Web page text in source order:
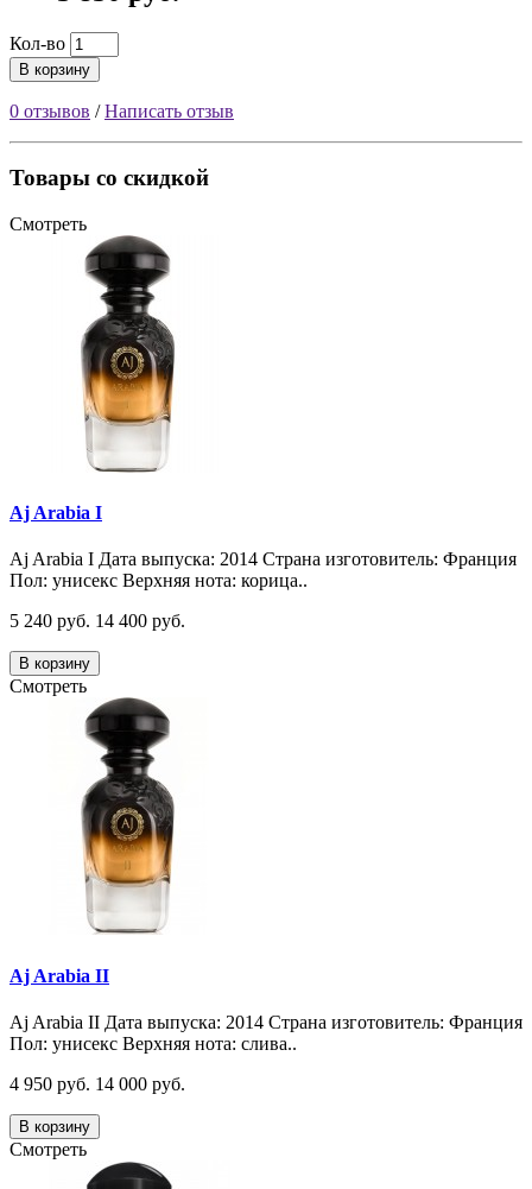
Кол-во
В корзину
0 отзывов /Написать отзыв
Товары со скидкой
Смотреть
Aj Arabia I
Aj Arabia I Дата выпуска: 2014 Страна изготовитель: Франция
Пол: унисекс Верхняя нота: корица..
5 240 руб. 14 400 руб.
В корзину
Смотреть
Aj Arabia II
Aj Arabia II Дата выпуска: 2014 Страна изготовитель: Франция
Пол: унисекс Верхняя нота: слива..
4 950 руб. 14 000 руб.
В корзину
Смотреть